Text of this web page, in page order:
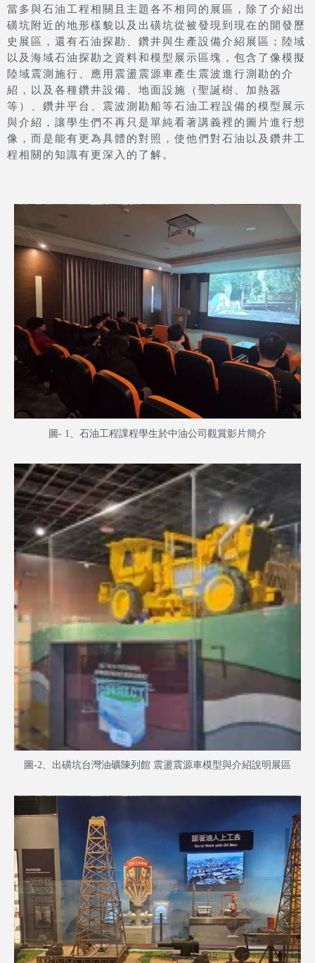
當多與石油工程相關且主題各不相同的展區，除了介紹出
磺坑附近的地形樣貌以及出磺坑從被發現到現在的開發歷
史展區，還有石油探勘、鑽井與生產設備介紹展區；陸域
以及海域石油探勘之資料和模型展示區塊，包含了像模擬
陸域震測施行、應用震盪震源車產生震波進行測勘的介
紹，以及各種鑽井設備、地面設施（聖誕樹、加熱器
等）、鑽井平台、震波測勘船等石油工程設備的模型展示
與介紹，讓學生們不再只是單純看著講義裡的圖片進行想
像，而是能有更為具體的對照，使他們對石油以及鑽井工
程相關的知識有更深入的了解。
圖- 1、石油工程課程學生於中油公司觀賞影片簡介
圖-2、出磺坑台灣油礦陳列館 震盪震源車模型與介紹說明展區